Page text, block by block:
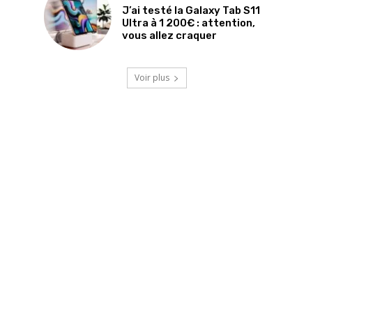
J’ai testé la Galaxy Tab S11
Ultra à 1 200€ : attention,
vous allez craquer
Voir plus